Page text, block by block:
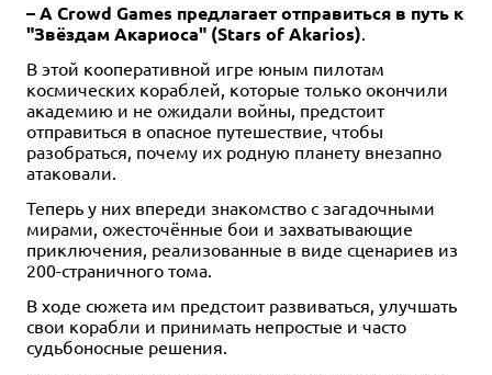
– А Crowd Games предлагает отправиться в путь к
"Звёздам Акариоса" (Stars of Akarios).
В этой кооперативной игре юным пилотам
космических кораблей, которые только окончили
академию и не ожидали войны, предстоит
отправиться в опасное путешествие, чтобы
разобраться, почему их родную планету внезапно
атаковали.
Теперь у них впереди знакомство с загадочными
мирами, ожесточённые бои и захватывающие
приключения, реализованные в виде сценариев из
200-страничного тома.
В ходе сюжета им предстоит развиваться, улучшать
свои корабли и принимать непростые и часто
судьбоносные решения.